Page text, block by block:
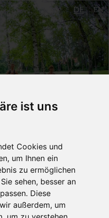
ist uns
Cookies und
um Ihnen ein
zu ermöglichen
sehen, besser an
Diese
außerdem, um
DE EN
- Mit Yoga
Morgen
2019
Steiner